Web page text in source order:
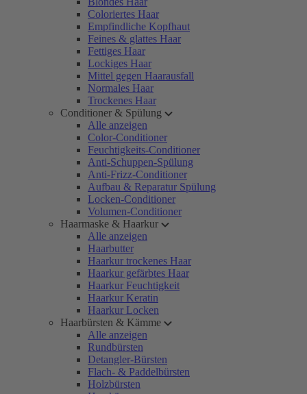
Coloriertes Haar
Empfindliche Kopfhaut
Feines & glattes Haar
Fettiges Haar
Lockiges Haar
Mittel gegen Haarausfall
Normales Haar
Trockenes Haar
Conditioner & Spülung
Alle anzeigen
Color-Conditioner
Feuchtigkeits-Conditioner
Anti-Schuppen-Spülung
Anti-Frizz-Conditioner
Aufbau & Reparatur Spülung
Locken-Conditioner
Volumen-Conditioner
Haarmaske & Haarkur
Alle anzeigen
Haarbutter
Haarkur trockenes Haar
Haarkur gefärbtes Haar
Haarkur Feuchtigkeit
Haarkur Keratin
Haarkur Locken
Haarbürsten & Kämme
Alle anzeigen
Rundbürsten
Detangler-Bürsten
Flach- & Paddelbürsten
Holzbürsten